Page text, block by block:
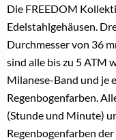
Die FREEDOM
Edelstahlgehäusen.
Durchmesser von 36
sind alle bis zu 5 ATM
Milanese-Band und je
Regenbogenfarben.
(Stunde und Minute)
Regenbogenfarben